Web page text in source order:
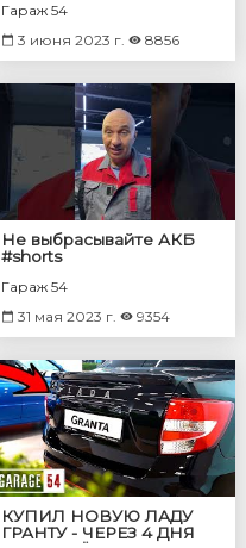
ЗАВЕДЕТСЯ?
Гараж 54
3 июня 2023 г.
8856
Не выбрасывайте АКБ
#shorts
Гараж 54
31 мая 2023 г.
9354
КУПИЛ НОВУЮ ЛАДУ
ГРАНТУ - ЧЕРЕЗ 4 ДНЯ